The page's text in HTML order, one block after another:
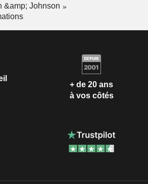
&amp; Johnson
+ de 20 ans
à vos côtés